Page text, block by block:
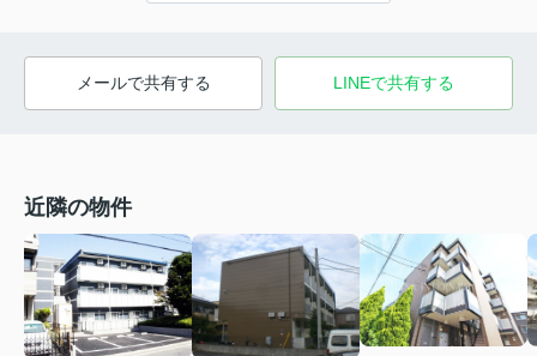
メールで共有する LINEで共有する
近隣の物件